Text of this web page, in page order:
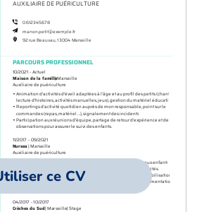
ce CV